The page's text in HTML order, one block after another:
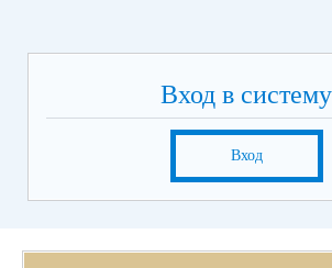
Вход в систему
Вход